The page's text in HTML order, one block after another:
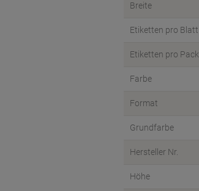
Breite
Etiketten pro Blatt
Etiketten pro Pack
Farbe
Format
Grundfarbe
Hersteller Nr.
Höhe